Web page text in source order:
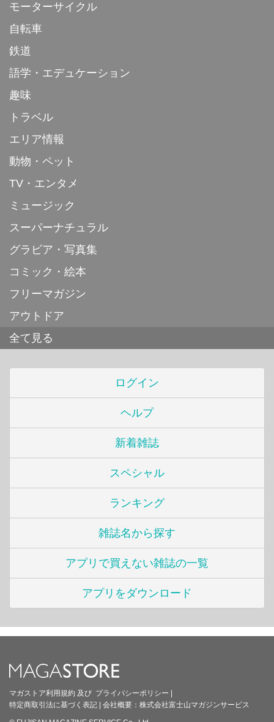
モーターサイクル
自転車
鉄道
語学・エデュケーション
趣味
トラベル
エリア情報
動物・ペット
TV・エンタメ
ミュージック
スーパーナチュラル
グラビア・写真集
コミック・絵本
フリーマガジン
アウトドア
全て見る
ログイン
ヘルプ
新着雑誌
スペシャル
ランキング
雑誌名から探す
アプリで買えない雑誌の一覧
アプリをダウンロード
マガストア利用規約 及び プライバシーポリシー |
特定商取引法に基づく表記 | 会社概要： 株式会社富士山マガジンサービス